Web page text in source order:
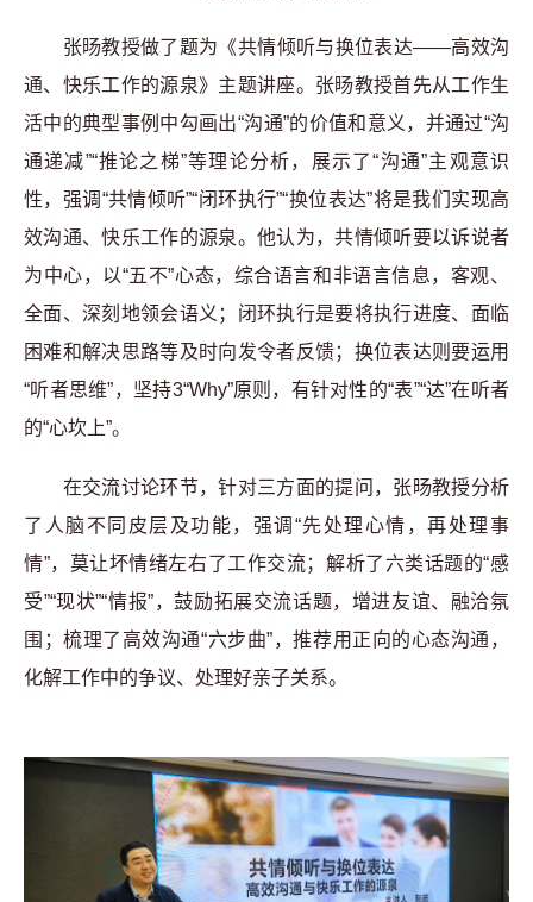
张旸教授做了题为《共情倾听与换位表达——高效沟
通、快乐工作的源泉》主题讲座。张旸教授首先从工作生
活中的典型事例中勾画出“沟通”的价值和意义，并通过“沟
通递减”“推论之梯”等理论分析，展示了“沟通”主观意识
性，强调“共情倾听”“闭环执行”“换位表达”将是我们实现高
效沟通、快乐工作的源泉。他认为，共情倾听要以诉说者
为中心，以“五不”心态，综合语言和非语言信息，客观、
全面、深刻地领会语义；闭环执行是要将执行进度、面临
困难和解决思路等及时向发令者反馈；换位表达则要运用
“听者思维”，坚持3“Why”原则，有针对性的“表”“达”在听者
的“心坎上”。
在交流讨论环节，针对三方面的提问，张旸教授分析
了人脑不同皮层及功能，强调“先处理心情，再处理事
情”，莫让坏情绪左右了工作交流；解析了六类话题的“感
受”“现状”“情报”，鼓励拓展交流话题，增进友谊、融洽氛
围；梳理了高效沟通“六步曲”，推荐用正向的心态沟通，
化解工作中的争议、处理好亲子关系。